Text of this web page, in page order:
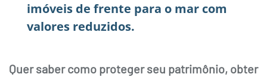
imóveis de frente para o mar com
valores reduzidos.
Quer saber como proteger seu patrimônio, obter